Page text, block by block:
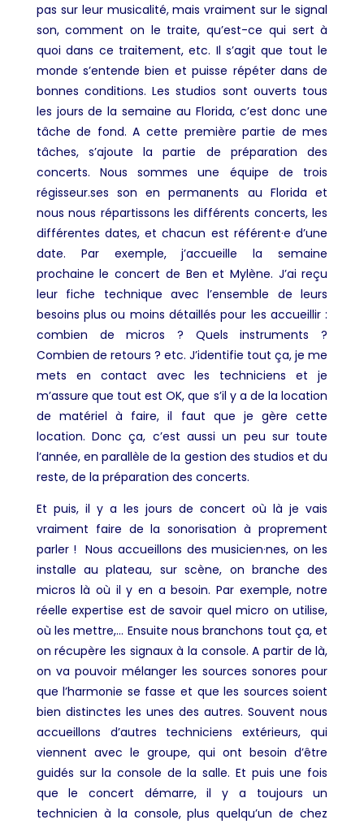
pas sur leur musicalité, mais vraiment sur le signal
son, comment on le traite, qu’est-ce qui sert à
quoi dans ce traitement, etc. Il s’agit que tout le
monde s’entende bien et puisse répéter dans de
bonnes conditions. Les studios sont ouverts tous
les jours de la semaine au Florida, c’est donc une
tâche de fond. A cette première partie de mes
tâches, s’ajoute la partie de préparation des
concerts. Nous sommes une équipe de trois
régisseur.ses son en permanents au Florida et
nous nous répartissons les différents concerts, les
différentes dates, et chacun est référent·e d’une
date. Par exemple, j’accueille la semaine
prochaine le concert de Ben et Mylène. J’ai reçu
leur fiche technique avec l’ensemble de leurs
besoins plus ou moins détaillés pour les accueillir :
combien de micros ? Quels instruments ?
Combien de retours ? etc. J’identifie tout ça, je me
mets en contact avec les techniciens et je
m’assure que tout est OK, que s’il y a de la location
de matériel à faire, il faut que je gère cette
location. Donc ça, c’est aussi un peu sur toute
l’année, en parallèle de la gestion des studios et du
reste, de la préparation des concerts.
Et puis, il y a les jours de concert où là je vais
vraiment faire de la sonorisation à proprement
parler ! Nous accueillons des musicien·nes, on les
installe au plateau, sur scène, on branche des
micros là où il y en a besoin. Par exemple, notre
réelle expertise est de savoir quel micro on utilise,
où les mettre,… Ensuite nous branchons tout ça, et
on récupère les signaux à la console. A partir de là,
on va pouvoir mélanger les sources sonores pour
que l’harmonie se fasse et que les sources soient
bien distinctes les unes des autres. Souvent nous
accueillons d’autres techniciens extérieurs, qui
viennent avec le groupe, qui ont besoin d’être
guidés sur la console de la salle. Et puis une fois
que le concert démarre, il y a toujours un
technicien à la console, plus quelqu’un de chez